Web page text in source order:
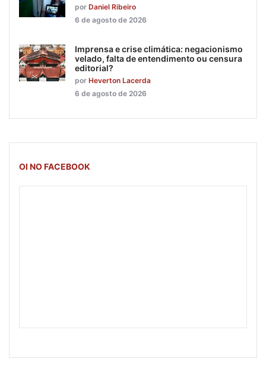
por Daniel Ribeiro
6 de agosto de 2026
Imprensa e crise climática: negacionismo
velado, falta de entendimento ou censura
editorial?
por Heverton Lacerda
6 de agosto de 2026
OI NO FACEBOOK